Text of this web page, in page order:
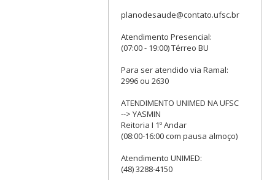
planodesaude@contato.ufsc.br
Atendimento Presencial:
(07:00 - 19:00) Térreo BU
Para ser atendido via Ramal:
2996 ou 2630
ATENDIMENTO UNIMED NA UFSC
--> YASMIN
Reitoria I 1º Andar
(08:00-16:00 com pausa almoço)
Atendimento UNIMED:
(48) 3288-4150